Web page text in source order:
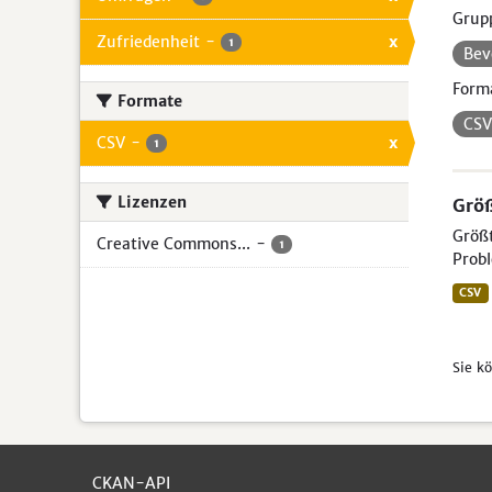
Zufriedenheit - 1 x
Formate
CSV - 1 x
Lizenzen
Creative Commons... - 1
CSV
CSV
Sie
CKAN-API